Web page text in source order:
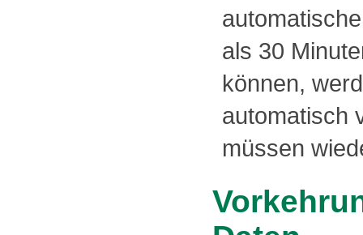
als 30
können,
automatisch
müssen